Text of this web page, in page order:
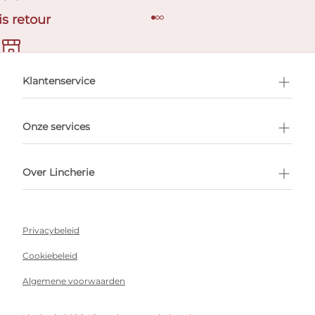
retour
afspraak
Klantenservice
Onze services
Over Lincherie
Privacybeleid
Cookiebeleid
Algemene voorwaarden